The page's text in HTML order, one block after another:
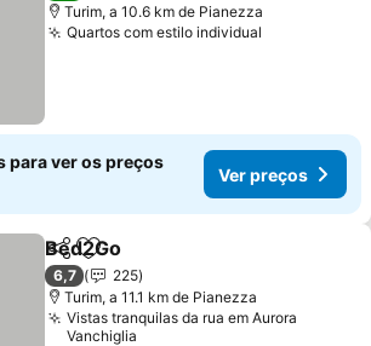
Turim, a 10.6 km de Pianezza
Quartos com estilo individual
para ver os preços
Ver preços
PartilharAdicionar aos favoritos
Bed2Go
6,7
225
Turim, a 11.1 km de Pianezza
Vistas tranquilas da rua em Aurora
Vanchiglia